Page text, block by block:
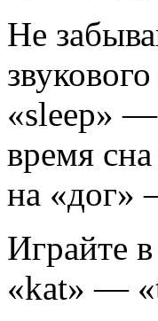
Не
«sleep» —
время
на «дог»
Играйте
«kat» —